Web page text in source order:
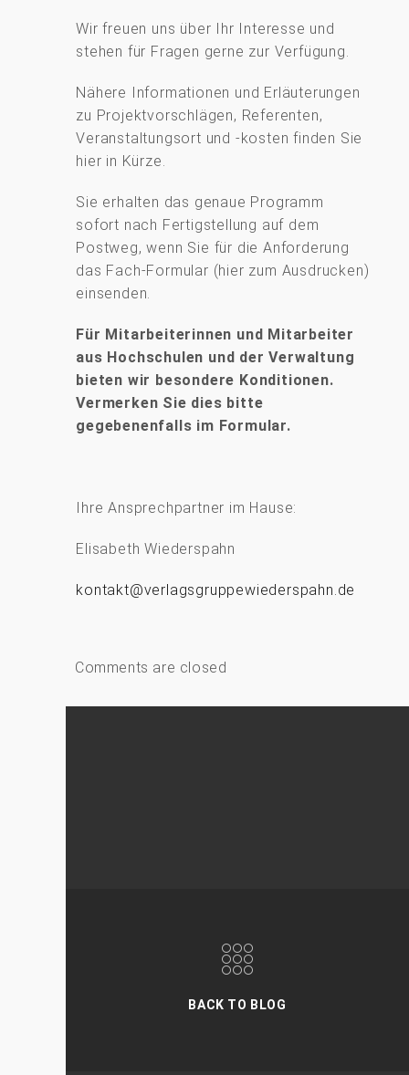
Wir freuen uns über Ihr Interesse und
stehen für Fragen gerne zur Verfügung.
Nähere Informationen und Erläuterungen
zu Projektvorschlägen, Referenten,
Veranstaltungsort und -kosten finden Sie
hier in Kürze.
Sie erhalten das genaue Programm
sofort nach Fertigstellung auf dem
Postweg, wenn Sie für die Anforderung
das Fach-Formular (hier zum Ausdrucken)
einsenden.
Für Mitarbeiterinnen und Mitarbeiter
aus Hochschulen und der Verwaltung
bieten wir besondere Konditionen.
Vermerken Sie dies bitte
gegebenenfalls im Formular.
Ihre Ansprechpartner im Hause:
Elisabeth Wiederspahn
kontakt@verlagsgruppewiederspahn.de
Comments are closed
BACK TO BLOG